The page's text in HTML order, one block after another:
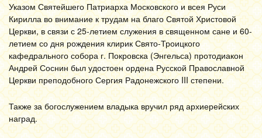
Указом Святейшего Патриарха Московского и всея Руси
Кирилла во внимание к трудам на благо Святой Христовой
Церкви, в связи с 25-летием служения в священном сане и 60-
летием со дня рождения клирик Свято-Троицкого
кафедрального собора г. Покровска (Энгельса) протодиакон
Андрей Соснин был удостоен ордена Русской Православной
Церкви преподобного Сергия Радонежского III степени.
Также за богослужением владыка вручил ряд архиерейских
наград.